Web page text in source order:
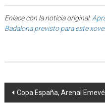
Enlace con la noticia original:
Badalona previsto para este
Post navigation
Copa España, Arenal